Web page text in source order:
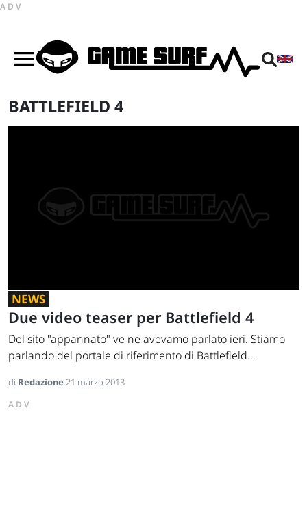
ADV
BATTLEFIELD 4
NEWS
Due video teaser per Battlefield 4
Del sito "appannato" ve ne avevamo parlato ieri. Stiamo
parlando del portale di riferimento di Battlefield...
di Redazione21 marzo 2013
ADV